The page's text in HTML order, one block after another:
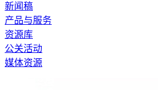
新闻稿
产品与服务
资源库
公关活动
媒体资源